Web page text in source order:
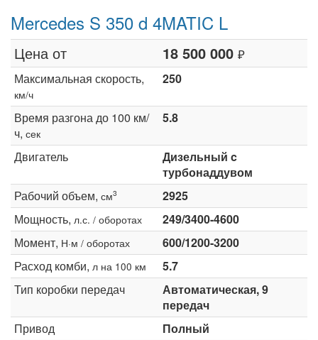
Mercedes S 350 d 4MATIC L
Цена от 18 500 000 ₽
Максимальная скорость,
км/ч
250
Время разгона до 100 км/
ч, сек
5.8
Двигатель
Дизельный c
турбонаддувом
Рабочий объем, см3
2925
Мощность, л.с. / оборотах
249/3400-4600
Момент, Н·м / оборотах
600/1200-3200
Расход комби, л на 100 км
5.7
Тип коробки передач
Автоматическая, 9
передач
Привод
Полный